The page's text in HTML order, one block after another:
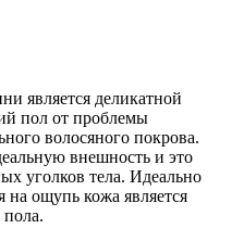
является деликатной
пол от проблемы
волосяного покрова.
внешность и это
уголков тела. Идеально
на ощупь кожа является